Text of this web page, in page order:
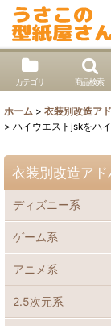
カテゴリ 商品検索
ホーム > 衣装別改造ア
> ハイウエストjskをハ
衣装別改造ア
ディズニー系
ゲーム系
アニメ系
2.5次元系